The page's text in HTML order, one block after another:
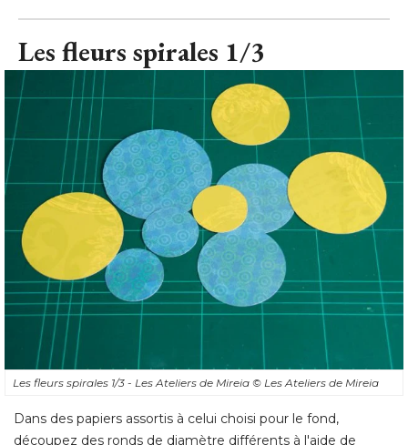
Les fleurs spirales 1/3 - Les Ateliers de Mireia © Les Ateliers de Mireia
Dans des papiers assortis à celui choisi pour le fond,
découpez des ronds de diamètre différents à l'aide de
gabarits comme un verre, un bol, etc.
Découpez autant de cercles que votre guirlande comporte
de petites lampes (ici, dix).